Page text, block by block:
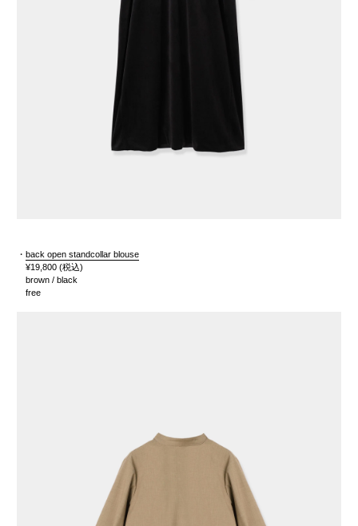
・ back open standcollar blouse
¥19,800 (税込)
brown / black
free